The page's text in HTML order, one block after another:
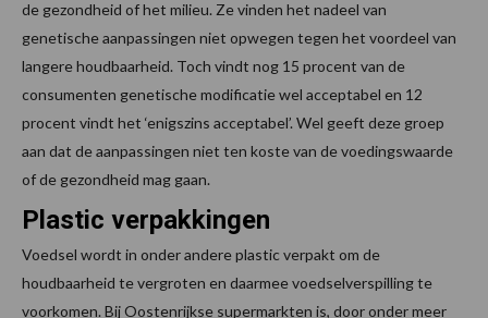
de gezondheid of het milieu. Ze vinden het nadeel van
genetische aanpassingen niet opwegen tegen het voordeel van
langere houdbaarheid. Toch vindt nog 15 procent van de
consumenten genetische modificatie wel acceptabel en 12
procent vindt het ‘enigszins acceptabel’. Wel geeft deze groep
aan dat de aanpassingen niet ten koste van de voedingswaarde
of de gezondheid mag gaan.
Plastic verpakkingen
Voedsel wordt in onder andere plastic verpakt om de
houdbaarheid te vergroten en daarmee voedselverspilling te
voorkomen. Bij Oostenrijkse supermarkten is, door onder meer